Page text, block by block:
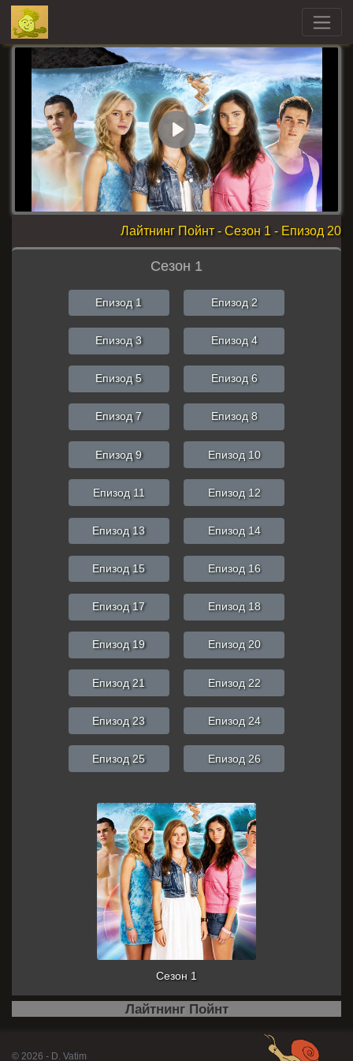
Play
Лайтнинг Пойнт - Сезон 1 - Епизод 20
Сезон 1
Епизод 1 Епизод 2
Епизод 3 Епизод 4
Епизод 5 Епизод 6
Епизод 7 Епизод 8
Епизод 9 Епизод 10
Епизод 11 Епизод 12
Епизод 13 Епизод 14
Епизод 15 Епизод 16
Епизод 17 Епизод 18
Епизод 19 Епизод 20
Епизод 21 Епизод 22
Епизод 23 Епизод 24
Епизод 25 Епизод 26
Сезон 1
Лайтнинг Пойнт
© 2026 - D. Vatim